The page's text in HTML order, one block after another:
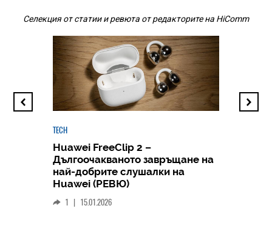
Селекция от статии и ревюта от редакторите на HiComm
TECH
Huawei FreeClip 2 –
Дългоочакваното завръщане на
най-добрите слушалки на
Huawei (РЕВЮ)
1 | 15.01.2026